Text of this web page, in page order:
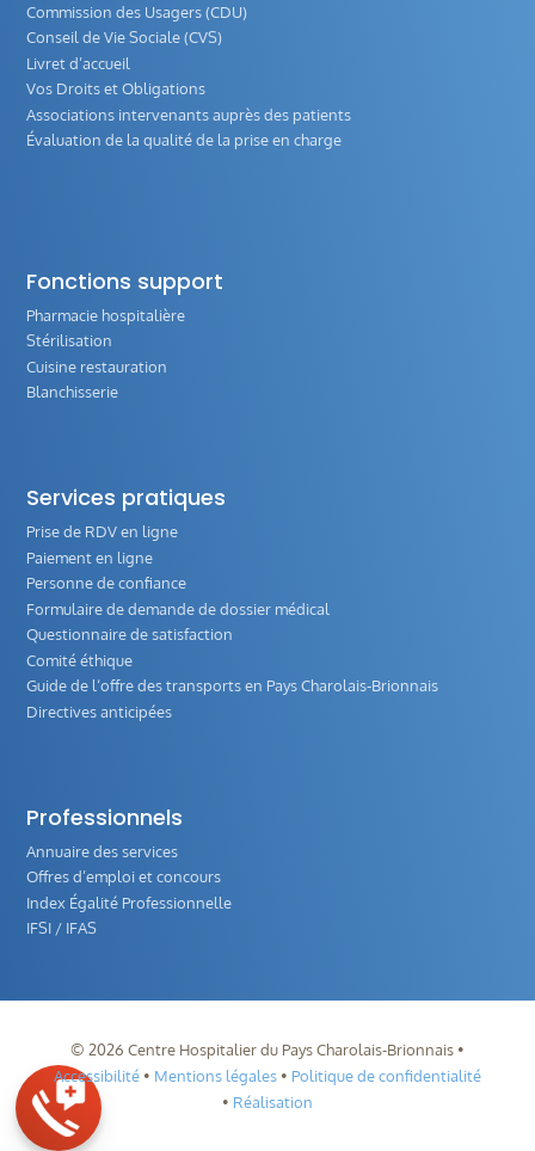
Commission des Usagers (CDU)
Conseil de Vie Sociale (CVS)
Livret d’accueil
Vos Droits et Obligations
Associations intervenants auprès des patients
Évaluation de la qualité de la prise en charge
Fonctions support
Pharmacie hospitalière
Stérilisation
Cuisine restauration
Blanchisserie
Services pratiques
Prise de RDV en ligne
Paiement en ligne
Personne de confiance
Formulaire de demande de dossier médical
Questionnaire de satisfaction
Comité éthique
Guide de l‘offre des transports en Pays Charolais-Brionnais
Directives anticipées
Professionnels
Annuaire des services
Offres d’emploi et concours
Index Égalité Professionnelle
IFSI / IFAS
© 2026 Centre Hospitalier du Pays Charolais-Brionnais •
Accessibilité• Mentions légales• Politique de confidentialité
• Réalisation